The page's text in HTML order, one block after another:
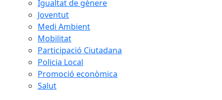
Igualtat de gènere
Joventut
Medi Ambient
Mobilitat
Participació Ciutadana
Policia Local
Promoció econòmica
Salut